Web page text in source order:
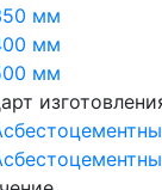
мм
мм
мм